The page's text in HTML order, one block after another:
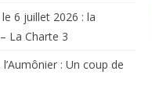
6 juillet 2026 : la
La Charte 3
: Un coup de